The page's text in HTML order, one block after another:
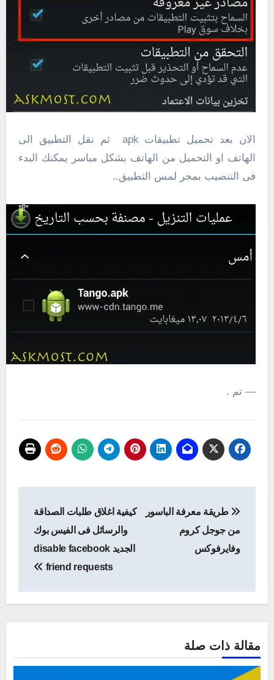
الان بعد تحميل تطبيقات apk ثم نقل التطبيق الى
الهاتف او التحميل من الهاتف بشكل مباسر يمكنك البدء
فى التنصيب بمجر لمس التطبيق..
— تم .
المقالات
طريقة معرفة الباسور
من جوجل كروم
وفايرفوكس
كيفية اغلاق طلبات الصداقة
والرسائل فى الفيس بوك
الجديد disable facebook
friend requests
مقالة ذات صلة